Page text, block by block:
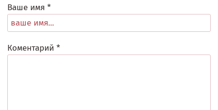
Ваше имя *
Коментарий *